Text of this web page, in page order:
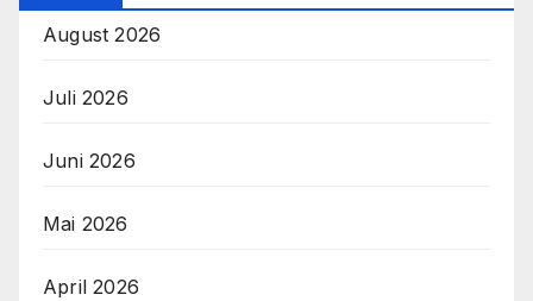
August 2026
Juli 2026
Juni 2026
Mai 2026
April 2026